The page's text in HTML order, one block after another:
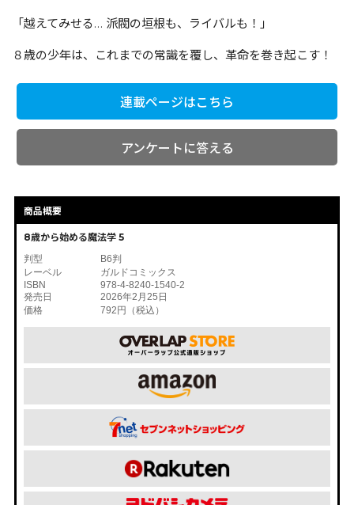
「越えてみせる… 派閥の垣根も、ライバルも！」
８歳の少年は、これまでの常識を覆し、革命を巻き起こす！
連載ページはこちら
アンケートに答える
商品概要
8歳から始める魔法学 5
判型
B6判
レーベル
ガルドコミックス
ISBN
978-4-8240-1540-2
発売日
2026年2月25日
価格
792円（税込）